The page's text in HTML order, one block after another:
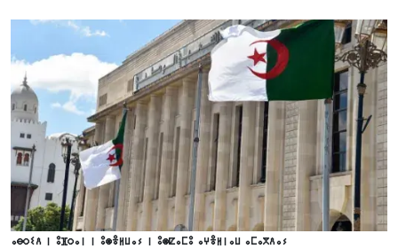
ⴰⴱⵔⵉⴷ ⵏ ⵓⴼⵔⴰⵏ ⵏ ⵓⵙⴻⵍⵡⴰⵢ ⵏ ⵓⵙⵇⴰⵎⵓ ⴰⵖⴻⵍⵏⴰⵡ ⴰⵎⴰⴳⴷⴰⵢ